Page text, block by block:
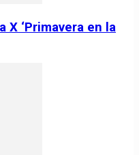
X ‘Primavera en la